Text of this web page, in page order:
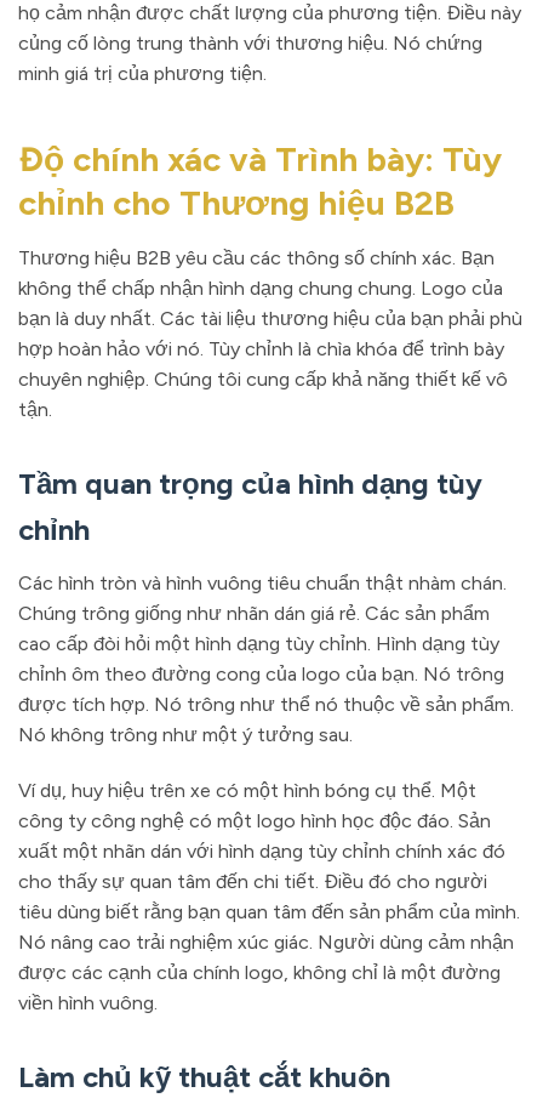
họ cảm nhận được chất lượng của phương tiện. Điều này
củng cố lòng trung thành với thương hiệu. Nó chứng
minh giá trị của phương tiện.
Độ chính xác và Trình bày: Tùy
chỉnh cho Thương hiệu B2B
Thương hiệu B2B yêu cầu các thông số chính xác. Bạn
không thể chấp nhận hình dạng chung chung. Logo của
bạn là duy nhất. Các tài liệu thương hiệu của bạn phải phù
hợp hoàn hảo với nó. Tùy chỉnh là chìa khóa để trình bày
chuyên nghiệp. Chúng tôi cung cấp khả năng thiết kế vô
tận.
Tầm quan trọng của hình dạng tùy
chỉnh
Các hình tròn và hình vuông tiêu chuẩn thật nhàm chán.
Chúng trông giống như nhãn dán giá rẻ. Các sản phẩm
cao cấp đòi hỏi một hình dạng tùy chỉnh. Hình dạng tùy
chỉnh ôm theo đường cong của logo của bạn. Nó trông
được tích hợp. Nó trông như thể nó thuộc về sản phẩm.
Nó không trông như một ý tưởng sau.
Ví dụ, huy hiệu trên xe có một hình bóng cụ thể. Một
công ty công nghệ có một logo hình học độc đáo. Sản
xuất một nhãn dán với hình dạng tùy chỉnh chính xác đó
cho thấy sự quan tâm đến chi tiết. Điều đó cho người
tiêu dùng biết rằng bạn quan tâm đến sản phẩm của mình.
Nó nâng cao trải nghiệm xúc giác. Người dùng cảm nhận
được các cạnh của chính logo, không chỉ là một đường
viền hình vuông.
Làm chủ kỹ thuật cắt khuôn